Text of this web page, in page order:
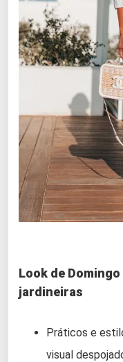
Look de
jardineiras
Práticos e
visual